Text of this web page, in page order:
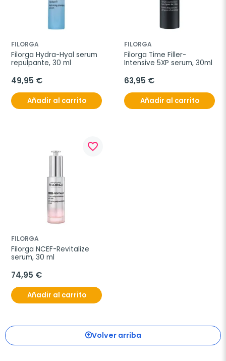
FILORGA
Filorga Hydra-Hyal serum
repulpante, 30 ml
49,95 €
Añadir al carrito
FILORGA
Filorga Time Filler-
Intensive 5XP serum, 30ml
63,95 €
Añadir al carrito
favorite_border
FILORGA
Filorga NCEF-Revitalize
serum, 30 ml
74,95 €
Añadir al carrito
Volver arriba